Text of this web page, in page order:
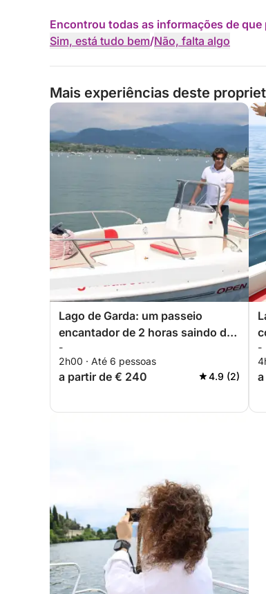
Encontrou todas as informações de que
Sim, está tudo bem/Não, falta algo
Mais experiências deste
Lago de Garda: um passeio
encantador de 2 horas saindo de
Manerba
-
2h00 · Até 6 pessoas
a partir de € 240 4.9 (2)
-